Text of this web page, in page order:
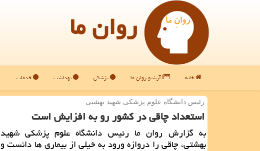
روان ما
خانه آرشیو روان ما پزشکی بهداشت خدمات
رئیس دانشگاه علوم پزشكی شهید بهشتی
استعداد چاقی در كشور رو به افزایش است
به گزارش روان ما رئیس دانشگاه علوم پزشكی شهید
بهشتی، چاقی را دروازه ورود به خیلی از بیماری ها دانست و